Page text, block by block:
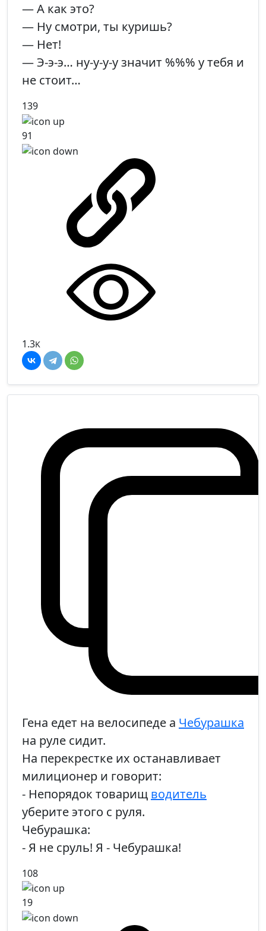
— А как это?
— Ну смотри, ты куришь?
— Нет!
— Э-э-э… ну-у-у-у значит %%% у тебя и
не стоит…
139
91
1.3K
Гена едет на велосипеде а Чебурашка
на руле сидит.
На перекрестке их останавливает
милиционер и говорит:
- Непорядок товарищ водитель
уберите этого с руля.
Чебурашка:
- Я не сруль! Я - Чебурашка!
108
19